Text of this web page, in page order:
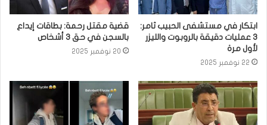
ابتكار في مستشفى الحبيب ثامر:
3 عمليات دقيقة بالروبوت والليزر
لأول مرة
22 نوفمبر 2025
قضية مقتل رحمة: بطاقات إيداع
بالسجن في حق 3 أشخاص
20 نوفمبر 2025